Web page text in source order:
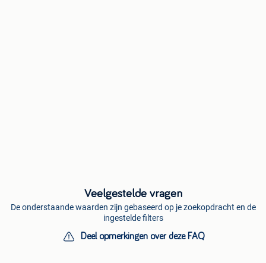
Veelgestelde vragen
De onderstaande waarden zijn gebaseerd op je zoekopdracht en de
ingestelde filters
Deel opmerkingen over deze FAQ